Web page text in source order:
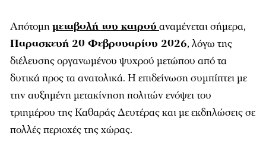
Απότομημεταβολή του καιρού αναμένεται σήμερα,
Παρασκευή 20 Φεβρουαρίου 2026, λόγω της
διέλευσης οργανωμένου ψυχρού μετώπου από τα
δυτικά προς τα ανατολικά. Η επιδείνωση συμπίπτει με
την αυξημένη μετακίνηση πολιτών ενόψει του
τριημέρου της Καθαράς Δευτέρας και με εκδηλώσεις σε
πολλές περιοχές της χώρας.